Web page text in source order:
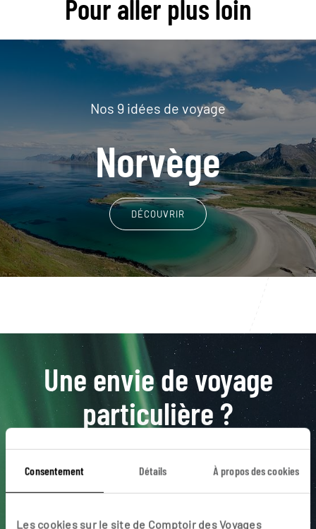
Consentement Détails À propos des cookies
Les cookies sur le site de Comptoir des Voyages
Pour aller plus loin
Nos 9 idées de voyage
Norvège
DÉCOUVRIR
Une envie de voyage
particulière ?
Aalesund Averoy Fjord
Flam Aurore boréale Cap Nord
Express Côtier Geiranger Aurland